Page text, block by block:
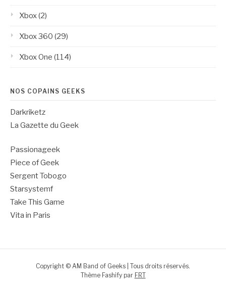
Xbox(2)
Xbox 360 (29)
Xbox One (114)
NOS COPAINS GEEKS
Darkriketz
La Gazette du Geek
Passionageek
Piece of Geek
Sergent Tobogo
Starsystemf
Take This Game
Vita in Paris
Copyright © AM Band of Geeks | Tous droits réservés.
Thème Fashify par FRT